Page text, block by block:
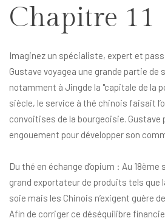
Chapitre 11
Imaginez un spécialiste, expert et
Gustave voyagea une grande partie de
notamment à Jingde la "capitale de la
siècle, le service à thé chinois faisait
convoitises de la bourgeoisie. Gustave
engouement pour développer son
Du thé en échange d’opium : Au
grand exportateur de produits tels que
soie mais les Chinois n’exigent guère
Afin de corriger ce déséquilibre